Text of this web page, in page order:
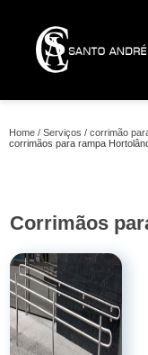
Home Serviços corrimão
corrimãos para rampa
Corrimãos